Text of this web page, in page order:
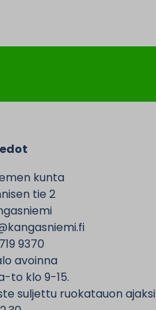
kunta
tie 2
9370
avoinna
to klo 9-15.
suljettu ruokatauon ajaksi